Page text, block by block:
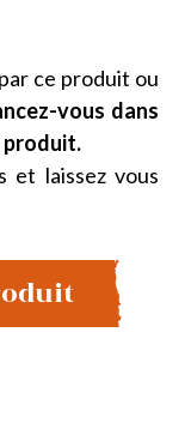
ce produit ou
vous dans
produit.
et laissez vous